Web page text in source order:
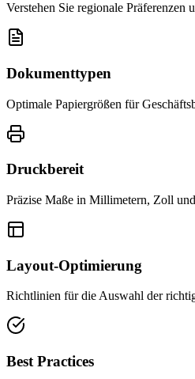
Verstehen Sie regionale Präferenzen
Dokumenttypen
Optimale Papiergrößen für
Druckbereit
Präzise Maße in Millimetern, Zoll
Layout-Optimierung
Richtlinien für die Auswahl der
Best Practices